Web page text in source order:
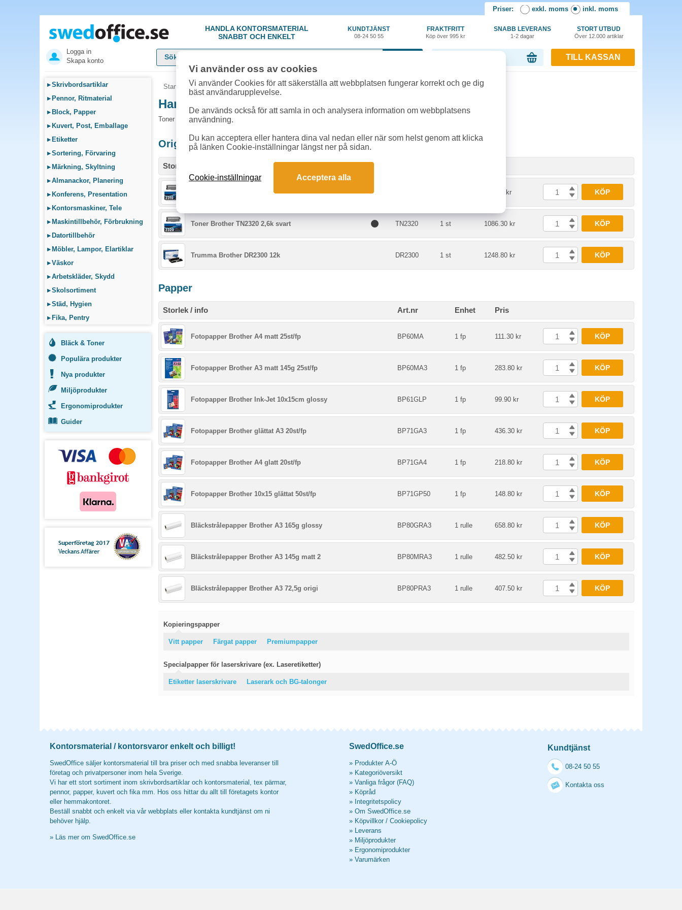
Priser: exkl. moms inkl. moms
HANDLA KONTORSMATERIAL
SNABBT OCH ENKELT
KUNDTJÄNST
08-24 50 55
FRAKTFRITT
Köp över 995 kr
SNABB LEVERANS
1-2 dagar
STORT UTBUD
Över 12.000 artiklar
Logga in
Skapa konto
TILL KASSAN
▸Skrivbordsartiklar
▸ Pennor, Ritmaterial
▸ Block, Papper
▸ Kuvert, Post, Emballage
▸ Etiketter
▸Sortering, Förvaring
▸ Märkning, Skyltning
▸Almanackor, Planering
▸ Konferens, Presentation
▸ Kontorsmaskiner, Tele
▸ Maskintillbehör, Förbrukning
▸ Datortillbehör
▸ Möbler, Lampor, Elartiklar
▸Väskor
▸Arbetskläder, Skydd
▸Skolsortiment
▸Städ, Hygien
▸ Fika, Pentry
Bläck & Toner
Populära produkter
Nya produkter
Miljöprodukter
Ergonomiprodukter
Guider
Startsida » Sök bläck & toner»Brother HL-L2365DW
Handla Toner till Brother HL-L2365DW online
Toner och tillbehör som passar till Brother HL-L2365DW
Originalprodukter till Brother HL-L2365DW
Storlek / info Färg
Toner Brother TN2310 1,2k svart 748.80 kr KÖP
Toner Brother TN2320 2,6k svart TN2320 1 st 1086.30 kr KÖP
Trumma Brother DR2300 12k DR2300 1 st 1248.80 kr KÖP
Papper
Storlek / info Art.nr Enhet Pris
Fotopapper Brother A4 matt 25st/fp BP60MA 1 fp 111.30 kr KÖP
Fotopapper Brother A3 matt 145g 25st/fp BP60MA3 1 fp 283.80 kr KÖP
Fotopapper Brother Ink-Jet 10x15cm glossy BP61GLP 1 fp 99.90 kr KÖP
Fotopapper Brother glättat A3 20st/fp BP71GA3 1 fp 436.30 kr KÖP
Fotopapper Brother A4 glatt 20st/fp BP71GA4 1 fp 218.80 kr KÖP
Fotopapper Brother 10x15 glättat 50st/fp BP71GP50 1 fp 148.80 kr KÖP
Bläckstrålepapper Brother A3 165g glossy BP80GRA3 1 rulle 658.80 kr KÖP
Bläckstrålepapper Brother A3 145g matt 2 BP80MRA3 1 rulle 482.50 kr KÖP
Bläckstrålepapper Brother A3 72,5g origi BP80PRA3 1 rulle 407.50 kr KÖP
Kopieringspapper
Vitt papper Färgat papper Premiumpapper
Specialpapper för laserskrivare (ex. Laseretiketter)
Etiketter laserskrivare Laserark och BG-talonger
Kontorsmaterial / kontorsvaror enkelt och billigt!
SwedOffice säljer kontorsmaterial till bra priser och med snabba leveranser till
företag och privatpersoner inom hela Sverige.
Vi har ett stort sortiment inom skrivbordsartiklar och kontorsmaterial, tex pärmar,
pennor, papper, kuvert och fika mm. Hos oss hittar du allt till företagets kontor
eller hemmakontoret.
Beställ snabbt och enkelt via vår webbplats eller kontakta kundtjänst om ni
behöver hjälp.
» Läs mer om SwedOffice.se
SwedOffice.se
» Produkter A-Ö
» Kategoriöversikt
» Vanliga frågor (FAQ)
» Köpråd
» Integritetspolicy
» Om SwedOffice.se
» Köpvillkor / Cookiepolicy
» Leverans
» Miljöprodukter
» Ergonomiprodukter
» Varumärken
Kundtjänst
08-24 50 55
Kontakta oss
Vi använder oss av cookies
Vi använder Cookies för att säkerställa att webbplatsen fungerar korrekt och ge dig
bäst användarupplevelse.
De används också för att samla in och analysera information om webbplatsens
användning.
Du kan acceptera eller hantera dina val nedan eller när som helst genom att klicka
på länken Cookie-inställningar längst ner på sidan.
Cookie-inställningar Acceptera alla